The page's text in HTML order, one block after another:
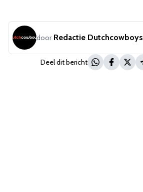
door Redactie Dutchcowboys
Deel dit bericht